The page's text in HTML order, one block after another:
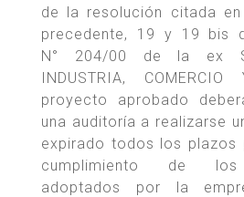
de la resolución citada
precedente, 19 y 19 bis
N° 204/00 de la ex
INDUSTRIA,
proyecto aprobado
una auditoría a realizarse
expirado todos los plazos
cumplimiento de los
adoptados por la